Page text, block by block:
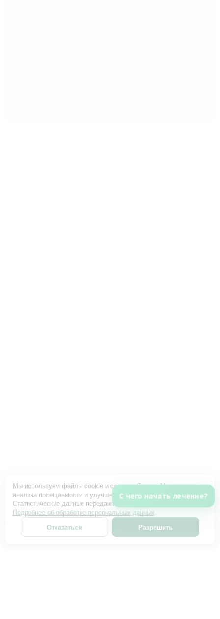
ИМЕЮТСЯ ПРОТИВОПОКАЗАНИЯ. НЕОБХОДИМА
КОНСУЛЬТАЦИЯ СПЕЦИАЛИСТА
С чего начать лечение?
Мы используем файлы cookie и сервис «Яндекс Метрика» для
анализа посещаемости и улучшения работы сайта.
Статистические данные передаются только с вашего согласия.
Подробнее об обработке персональных данных.
Отказаться
Разрешить